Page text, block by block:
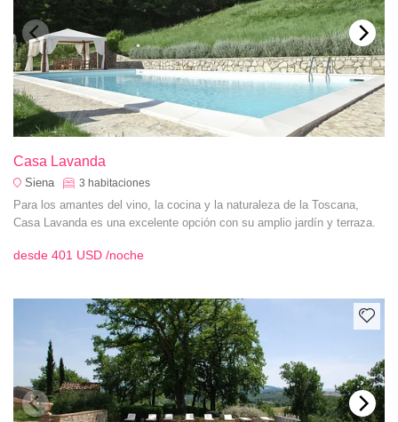
Casa Lavanda
Siena 3 habitaciones
Para los amantes del vino, la cocina y la naturaleza de la Toscana,
Casa Lavanda es una excelente opción con su amplio jardín y terraza.
desde 401 USD /noche